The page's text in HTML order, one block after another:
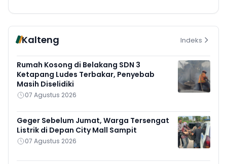
Kalteng Indeks
Rumah Kosong di Belakang SDN 3
Ketapang Ludes Terbakar, Penyebab
Masih Diselidiki
07 Agustus 2026
Geger Sebelum Jumat, Warga Tersengat
Listrik di Depan City Mall Sampit
07 Agustus 2026